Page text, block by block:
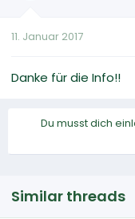
11. Januar 2017
Danke für die Info!!
Du musst dich
Similar threads